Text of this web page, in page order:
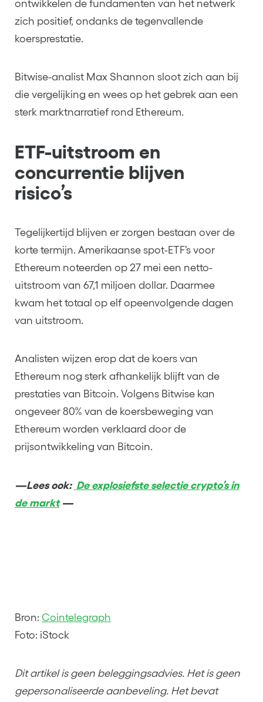
ontwikkelen de fundamenten van het netwerk
zich positief, ondanks de tegenvallende
koersprestatie.
Bitwise-analist Max Shannon sloot zich aan bij
die vergelijking en wees op het gebrek aan een
sterk marktnarratief rond Ethereum.
ETF-uitstroom en
concurrentie blijven
risico’s
Tegelijkertijd blijven er zorgen bestaan over de
korte termijn. Amerikaanse spot-ETF’s voor
Ethereum noteerden op 27 mei een netto-
uitstroom van 67,1 miljoen dollar. Daarmee
kwam het totaal op elf opeenvolgende dagen
van uitstroom.
Analisten wijzen erop dat de koers van
Ethereum nog sterk afhankelijk blijft van de
prestaties van Bitcoin. Volgens Bitwise kan
ongeveer 80% van de koersbeweging van
Ethereum worden verklaard door de
prijsontwikkeling van Bitcoin.
—Lees ook: De explosiefste selectie crypto’s in
de markt —
Bron: Cointelegraph
Foto: iStock
Dit artikel is geen beleggingsadvies. Het is geen
gepersonaliseerde aanbeveling. Het bevat